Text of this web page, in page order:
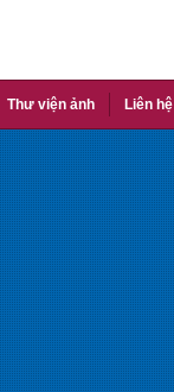
Thư viện ảnh Liên hệ